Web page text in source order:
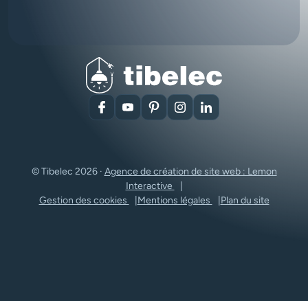
FacebookYouTubePinterestInstagramLinkedIn
© Tibelec 2026 · Agence de création de site web : Lemon
Interactive
Gestion des cookies
Mentions légales Plan du site